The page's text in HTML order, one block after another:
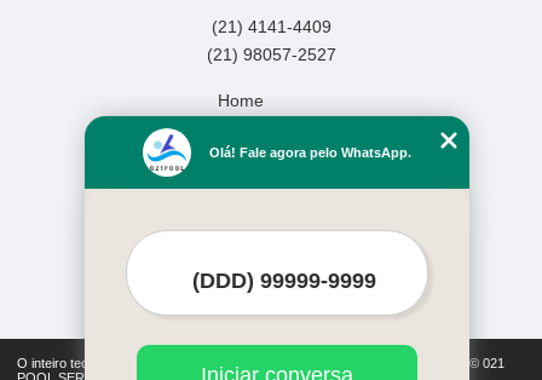
(21) 4141-4409
(21) 98057-2527
Home
Missão
O inteiro teor deste site está sujeito à proteção de direitos autorais. Copyright© 021
POOL SERVICOS DE PISCINAS LTDA (Lei 9610 de 19/02/1998)
Olá! Fale agora pelo WhatsApp.
Iniciar conversa